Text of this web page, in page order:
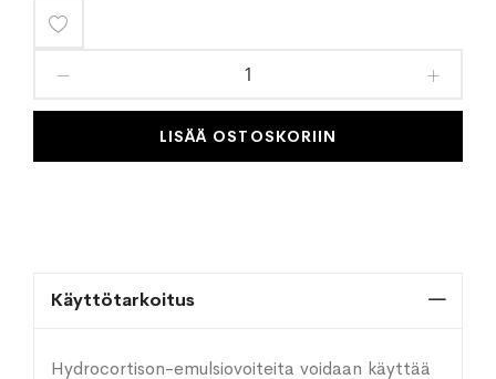
toivelistaan
LISÄÄ OSTOSKORIIN
Käyttötarkoitus
Hydrocortison-emulsiovoiteita voidaan käyttää